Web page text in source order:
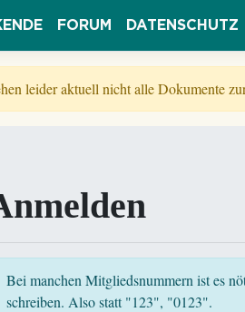
FORUM DATENSCHUTZ
leider aktuell nicht alle Dokumente
Bei manchen Mitgliedsnummern ist es
schreiben. Also statt "123", "0123".